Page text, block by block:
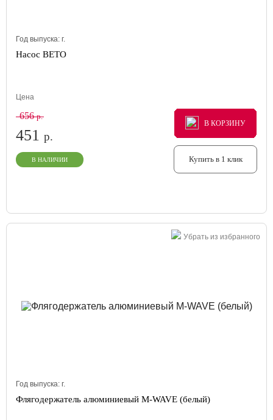
Год выпуска: г.
Насос BETO
Цена
656р.
451 р.
В НАЛИЧИИ
В КОРЗИНУ
В КОРЗИНУ
В КОРЗИНУ
Купить в 1 клик
Убрать из избранного
Год выпуска: г.
Флягодержатель алюминиевый M-WAVE (белый)